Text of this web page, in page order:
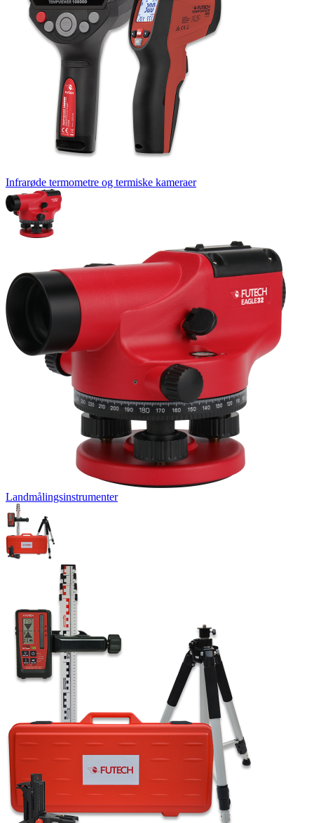
Infrarøde termometre og termiske kameraer
Landmålingsinstrumenter